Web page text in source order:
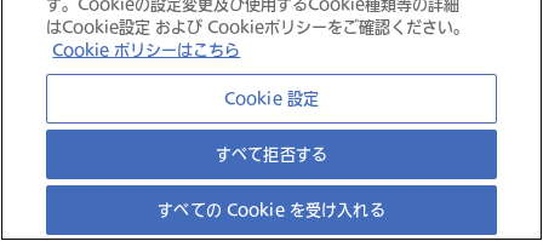
大塚グループ
Copyright© Otsuka Foods Co., Ltd.
はCookie設定 および Cookieポリシーをご確認ください。
Cookie ポリシーはこちら
Cookie 設定
すべて拒否する
すべての Cookie を受け入れる